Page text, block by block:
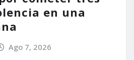
en una
Ago 7, 2026